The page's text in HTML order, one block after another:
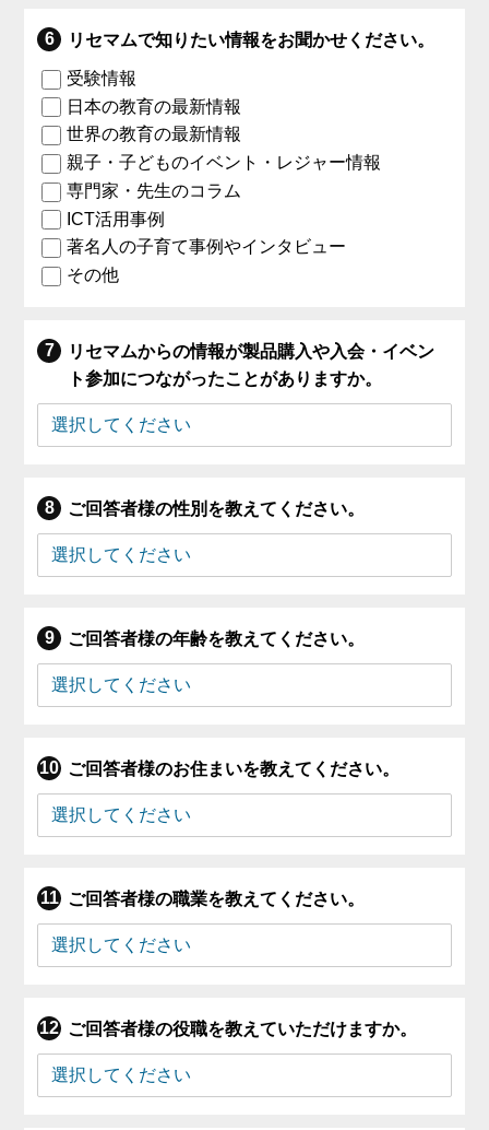
リセマムで知りたい情報をお聞かせください。
受験情報
日本の教育の最新情報
世界の教育の最新情報
親子・子どものイベント・レジャー情報
専門家・先生のコラム
ICT活用事例
著名人の子育て事例やインタビュー
その他
リセマムからの情報が製品購入や入会・イベン
ト参加につながったことがありますか。
ご回答者様の性別を教えてください。
ご回答者様の年齢を教えてください。
ご回答者様のお住まいを教えてください。
ご回答者様の職業を教えてください。
ご回答者様の役職を教えていただけますか。